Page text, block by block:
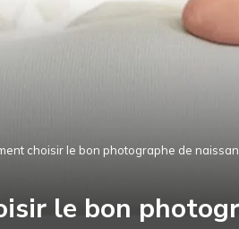
choisir le bon photographe de
le bon